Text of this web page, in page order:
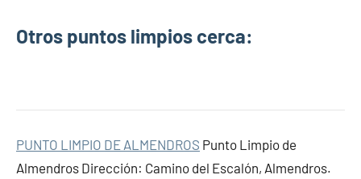
Otros puntos limpios cerca:
PUNTO LIMPIO DE ALMENDROS Punto Limpio de
Almendros Dirección: Camino del Escalón, Almendros.